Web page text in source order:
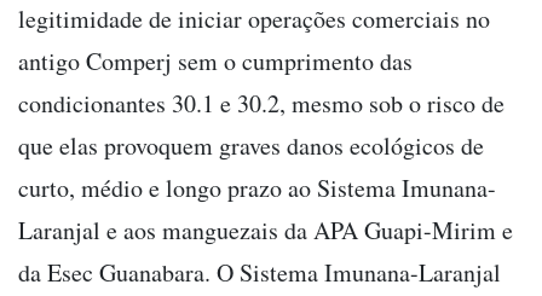
legitimidade de iniciar operações comerciais no
antigo Comperj sem o cumprimento das
condicionantes 30.1 e 30.2, mesmo sob o risco de
que elas provoquem graves danos ecológicos de
curto, médio e longo prazo ao Sistema Imunana-
Laranjal e aos manguezais da APA Guapi-Mirim e
da Esec Guanabara. O Sistema Imunana-Laranjal